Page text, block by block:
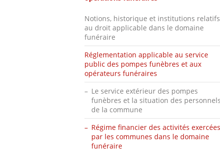
Notions, historique et institutions relatifs
au droit applicable dans le domaine
funéraire
Réglementation applicable au service
public des pompes funèbres et aux
opérateurs funéraires
Le service extérieur des pompes
funèbres et la situation des
de la commune
Régime financier des activités exercées
par les communes dans le domaine
funéraire